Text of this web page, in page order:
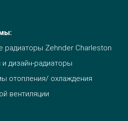
радиаторы Zehnder Charleston
дизайн-радиаторы
отопления/ охлаждения
вентиляции